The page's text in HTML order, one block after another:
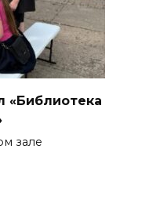
«Библиотека
зале